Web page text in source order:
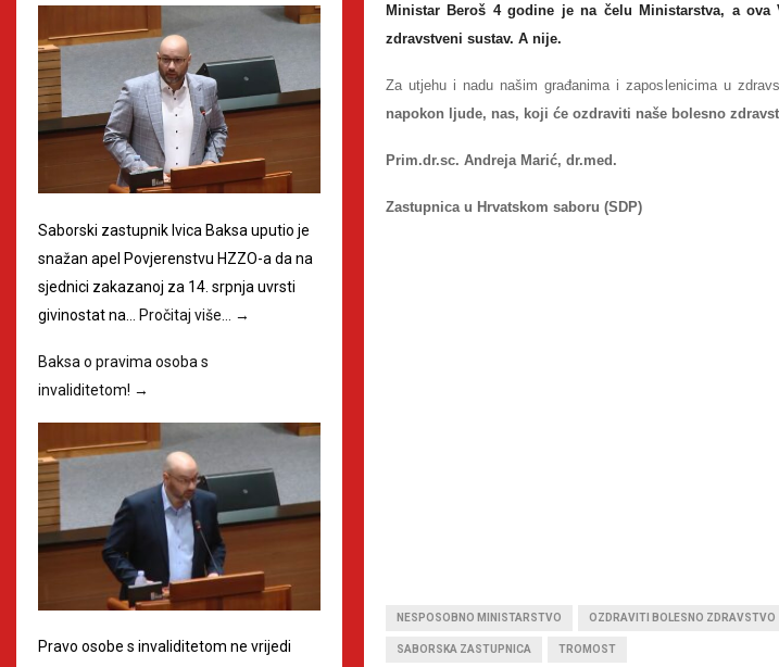
Ministar Beroš 4 godine je na čelu Ministarstva, a
zdravstveni sustav. A nije.
Za utjehu i nadu našim građanima i zaposlenicima u
napokon ljude, nas, koji će ozdraviti naše bolesno
Prim.dr.sc. Andreja Marić, dr.med.
Zastupnica u Hrvatskom saboru (SDP)
NESPOSOBNO MINISTARSTVO OZDRAVITI BOLESNO ZDRAVSTVO
SABORSKA ZASTUPNICA TROMOST
Saborski zastupnik Ivica Baksa uputio je
snažan apel Povjerenstvu HZZO-a da na
sjednici zakazanoj za 14. srpnja uvrsti
givinostat na…
Pročitaj više… →
Baksa o pravima osoba s
invaliditetom! →
Pravo osobe s invaliditetom ne vrijedi